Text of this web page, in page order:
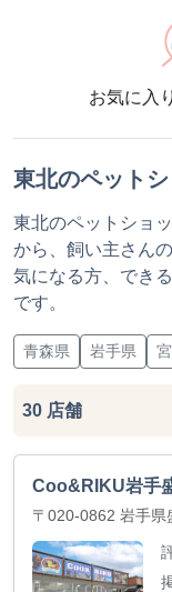
お気に入り
東北のペット
東北のペットショ
から、飼い主さん
気になる方、でき
です。
青森県 岩手県
30 店舗
Coo&RIKU岩手
〒020-0862 岩手県